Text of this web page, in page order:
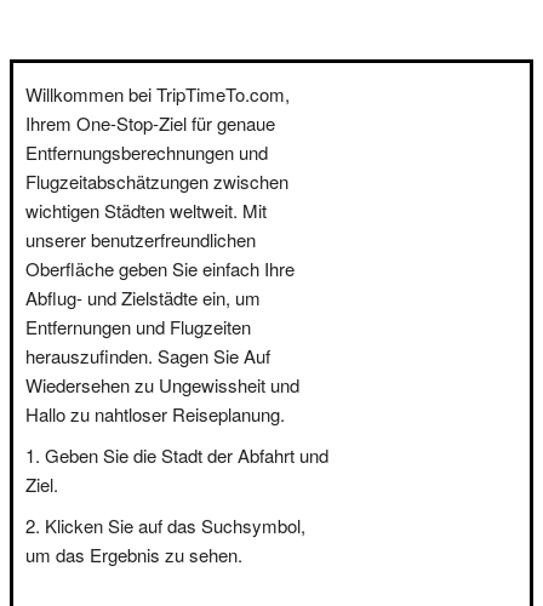
Willkommen bei TripTimeTo.com,
Ihrem One-Stop-Ziel für genaue
Entfernungsberechnungen und
Flugzeitabschätzungen zwischen
wichtigen Städten weltweit. Mit
unserer benutzerfreundlichen
Oberfläche geben Sie einfach Ihre
Abflug- und Zielstädte ein, um
Entfernungen und Flugzeiten
herauszufinden. Sagen Sie Auf
Wiedersehen zu Ungewissheit und
Hallo zu nahtloser Reiseplanung.
Geben Sie die Stadt der Abfahrt und
Ziel.
Klicken Sie auf das Suchsymbol,
um das Ergebnis zu sehen.